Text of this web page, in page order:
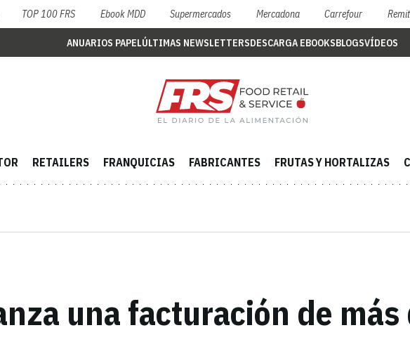
TOP 100 FRS Ebook MDD Supermercados Mercadona Carrefour
ANUARIOS PAPELÚLTIMAS NEWSLETTERSDESCARGA EBOOKSBLOGSVÍDEOS
RETAILERS FRANQUICIAS FABRICANTES FRUTAS Y HORTALIZAS
una facturación de